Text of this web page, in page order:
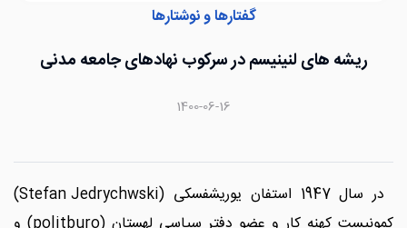
گفتارها و نوشتارها
ریشه های لنینیسم در سرکوب نهادهای جامعه مدنی
1400-06-16
در سال 1947 استفان یوریشفسکی (Stefan Jedrychwski)